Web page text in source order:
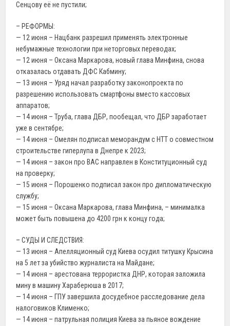
Сенцову её не пустили;
– РЕФОРМЫ:
— 12 июня – Нацбанк разрешил применять электронные
небумажные технологии при неторговых переводах;
— 12 июня – Оксана Маркарова, новый глава Минфина, снова
отказалась отдавать ДФС Кабмину;
— 13 июня – Уряд начал разработку законопроекта по
разрешению использовать смартфоны вместо кассовых
аппаратов;
— 14 июня – Труба, глава ДБР, пообещал, что ДБР заработает
уже в сентябре;
— 14 июня – Омелян подписал меморандум с HTT о совместном
строительстве гиперлупа в Днепре к 2023;
— 14 июня – закон про ВАС направлен в Конституционный суд
на проверку;
— 15 июня – Порошенко подписал закон про дипломатическую
службу;
— 15 июня – Оксана Маркарова, глава Минфина, – минималка
может быть повышена до 4200 грн к концу года;
– СУДЫ И СЛЕДСТВИЯ:
— 13 июня – Апелляционный суд Киева осудил титушку Крысина
на 5 лет за убийство журналиста на Майдане;
— 14 июня – арестована террористка ДНР, которая заложила
мину в машину Хараберюша в 2017;
— 14 июня – ГПУ завершила досудебное расследование дела
налоговиков Клименко;
— 14 июня – патрульная полиция Киева за пьяное вождение